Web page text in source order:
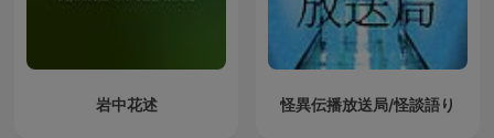
岩中花述 怪異伝播放送局/怪談語り